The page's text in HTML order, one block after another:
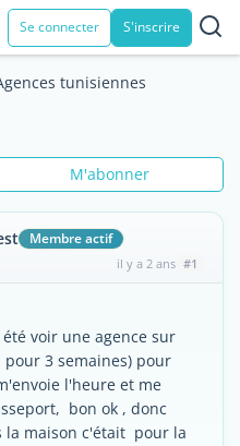
Se connecter S'inscrire
tunisiennes
M'abonner
Membre actif
il y a 2 ans #1
voir une agence sur
3 semaines) pour
l'heure et me
bon ok , donc
la maison c'était pour la